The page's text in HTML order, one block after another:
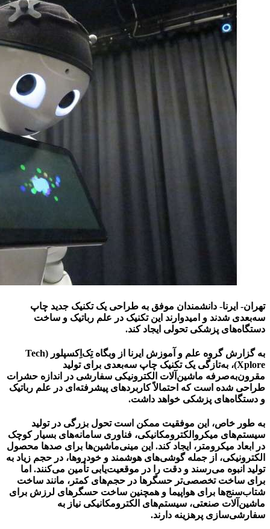
تهران- ایرنا- دانشمندان موفق به طراحی یک تکنیک جدید چاپ
سه‌بعدی شدند و امیدوارند این تکنیک در علم رباتیک و ساخت
دستگاه‌های پزشکی تحولی ایجاد کند.
به گزارشگروه علم و آموزش ایرنا
از وبگاه تِک‌اِکسپلور (Tech
Xplore)، به‌تازگی یک تکنیک چاپ سه‌بعدی برای تولید
مقرون‌به‌صرفه ماشین‌آلات الکترونیکی سفارشی‌ در اندازه حشرات
طراحی شده است که احتمالاً کاربردهای پیشرفته‌ای در علم رباتیک
و دستگاه‌های پزشکی خواهد داشت.
به طور خاص، این موفقیت ممکن است تحول بزرگی در تولید
سیستم‌های میکروالکترومکانیکی، فناوری سامانه‌های بسیار کوچک
در ابعاد میکرومتر، ایجاد کند. این مینی‌ماشین‌ها برای صدها محصول
الکترونیکی، از جمله گوشی‌های هوشمند و خودروها، در حجم زیاد به
تولید انبوه می‌رسند و دقت را در موقعیت‌یابی تأمین می‌کنند. اما
برای ساخت تخصصی‌تر حسگرها در حجم‌های کمتر، مانند ساخت
شتاب‌سنج‌ها برای هواپیما و همچنین ساخت حسگرهای لرزش برای
ماشین‌آلات صنعتی، سیستم‌های الکترومکانیکی نیاز به
سفارشی‌سازی پرهزینه دارند.